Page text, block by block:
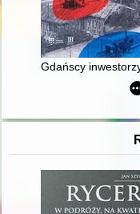
Gdańscy